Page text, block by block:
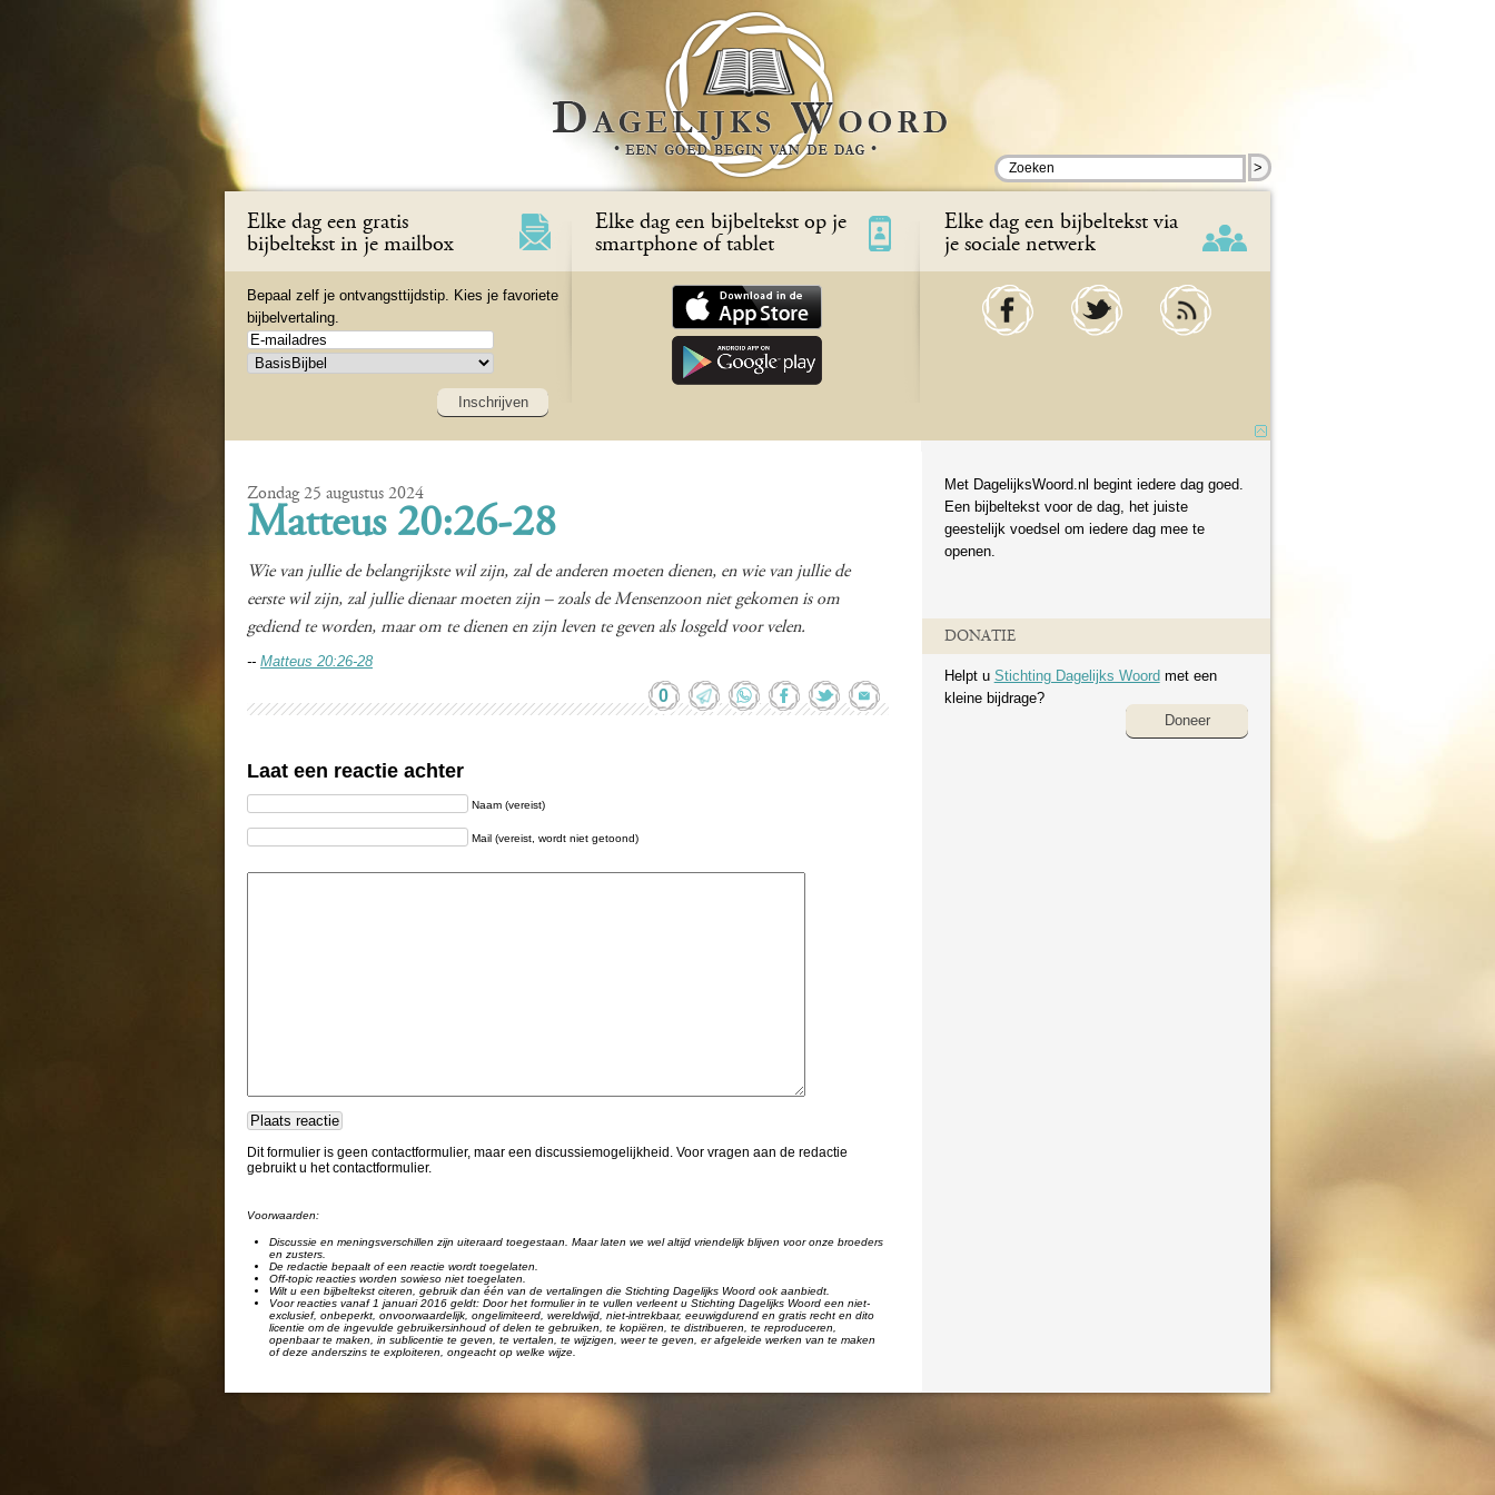
>
Elke dag een gratis
bijbeltekst in je mailbox
Bepaal zelf je ontvangsttijdstip. Kies je favoriete
bijbelvertaling.
Inschrijven
Elke dag een bijbeltekst op je
smartphone of tablet
Elke dag een bijbeltekst via
je sociale netwerk
Zondag 25 augustus 2024
Matteus 20:26-28
Wie van jullie de belangrijkste wil zijn, zal de anderen moeten dienen, en wie van jullie de
eerste wil zijn, zal jullie dienaar moeten zijn – zoals de Mensenzoon niet gekomen is om
gediend te worden, maar om te dienen en zijn leven te geven als losgeld voor velen.
-- Matteus 20:26-28
0
Laat een reactie achter
Naam (vereist)
Mail (vereist, wordt niet getoond)
Dit formulier is geen contactformulier, maar een discussiemogelijkheid. Voor vragen aan de redactie
gebruikt u het contactformulier.
Voorwaarden:
Discussie en meningsverschillen zijn uiteraard toegestaan. Maar laten we wel altijd vriendelijk blijven voor onze broeders
en zusters.
De redactie bepaalt of een reactie wordt toegelaten.
Off-topic reacties worden sowieso niet toegelaten.
Wilt u een bijbeltekst citeren, gebruik dan één van de vertalingen die Stichting Dagelijks Woord ook aanbiedt.
Voor reacties vanaf 1 januari 2016 geldt: Door het formulier in te vullen verleent u Stichting Dagelijks Woord een niet-
exclusief, onbeperkt, onvoorwaardelijk, ongelimiteerd, wereldwijd, niet-intrekbaar, eeuwigdurend en gratis recht en dito
licentie om de ingevulde gebruikersinhoud of delen te gebruiken, te kopiëren, te distribueren, te reproduceren,
openbaar te maken, in sublicentie te geven, te vertalen, te wijzigen, weer te geven, er afgeleide werken van te maken
of deze anderszins te exploiteren, ongeacht op welke wijze.
Met DagelijksWoord.nl begint iedere dag goed.
Een bijbeltekst voor de dag, het juiste
geestelijk voedsel om iedere dag mee te
openen.
DONATIE
Helpt u Stichting Dagelijks Woord met een
kleine bijdrage?
Doneer